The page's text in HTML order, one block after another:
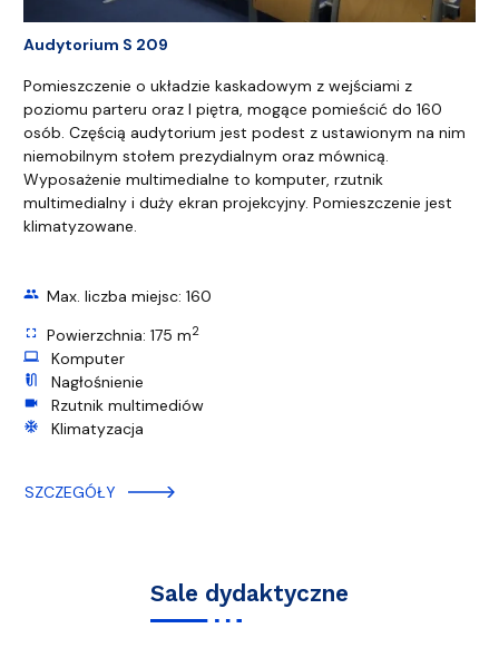
Audytorium S 209
Pomieszczenie o układzie kaskadowym z wejściami z
poziomu parteru oraz I piętra, mogące pomieścić do 160
osób. Częścią audytorium jest podest z ustawionym na nim
niemobilnym stołem prezydialnym oraz mównicą.
Wyposażenie multimedialne to komputer, rzutnik
multimedialny i duży ekran projekcyjny. Pomieszczenie jest
klimatyzowane.
group Max. liczba miejsc: 160
fullscreen Powierzchnia: 175 m2
computer
Komputer
mic_external_on Nagłośnienie
videocam Rzutnik multimediów
ac_unit Klimatyzacja
SZCZEGÓŁY
Sale dydaktyczne